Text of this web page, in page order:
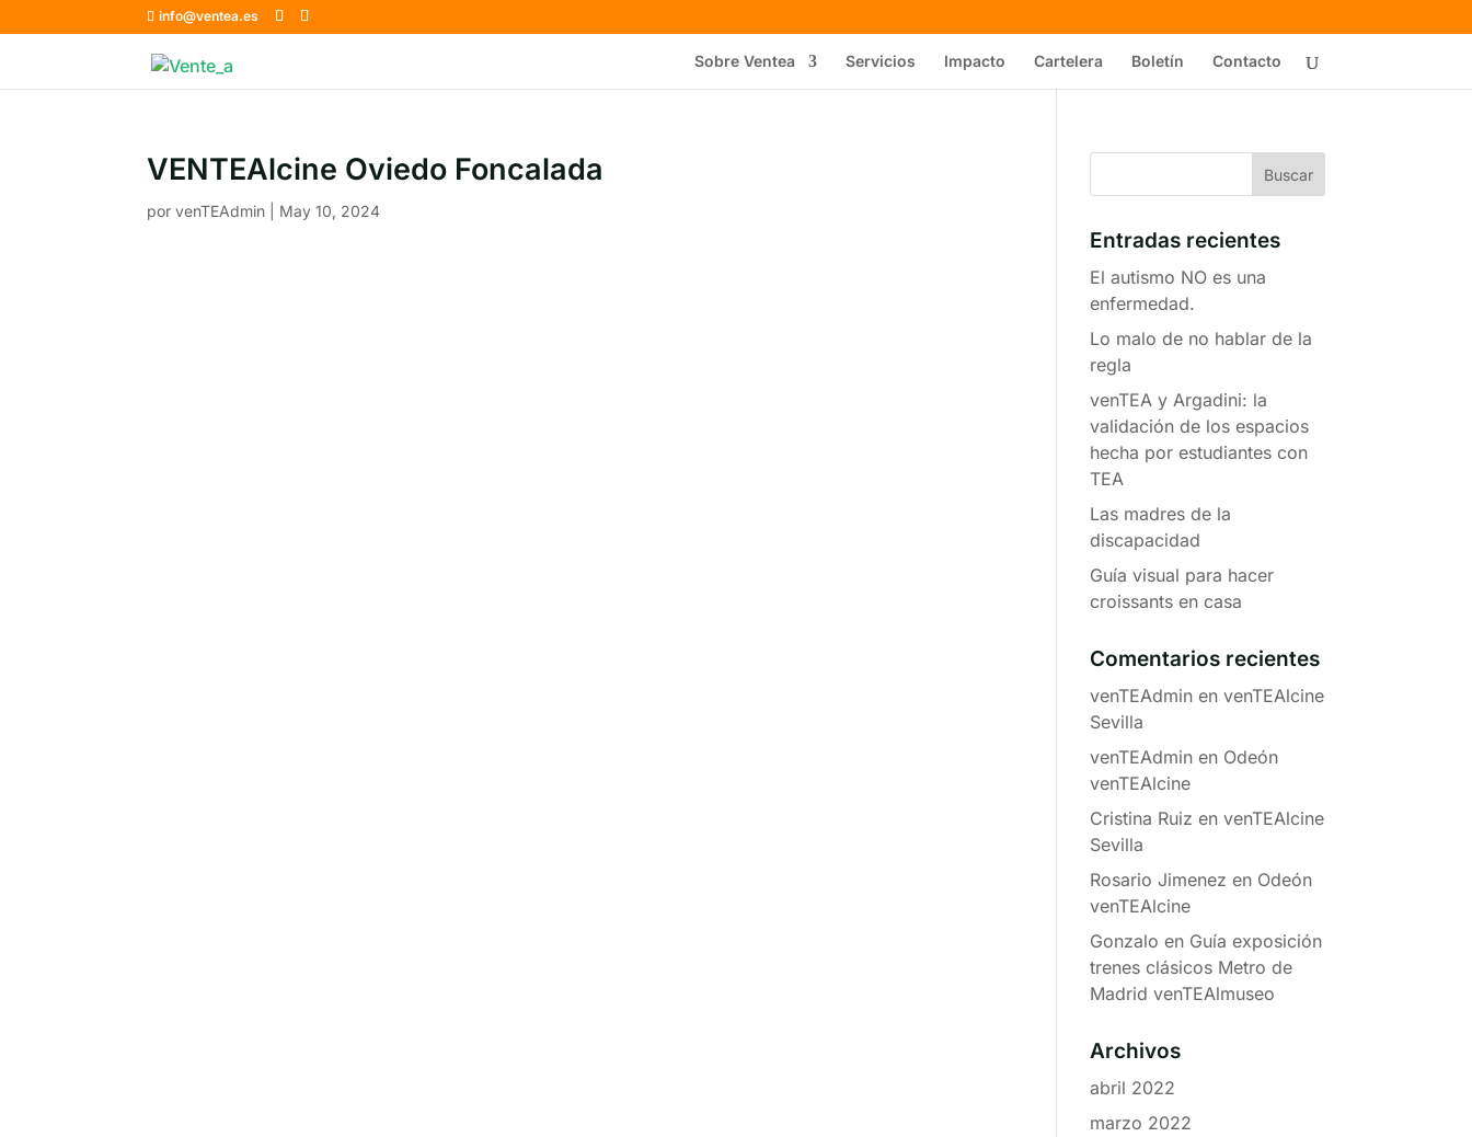
info@ventea.es
Sobre Ventea Servicios Impacto Cartelera Boletín Contacto
VENTEAlcine Oviedo Foncalada
porvenTEAdmin May 10, 2024
Entradas recientes
El autismo NO es una
enfermedad.
Lo malo de no hablar de la
regla
venTEA y Argadini: la
validación de los espacios
hecha por estudiantes con
TEA
Las madres de la
discapacidad
Guía visual para hacer
croissants en casa
Comentarios recientes
venTEAdminen venTEAlcine
Sevilla
venTEAdminen Odeón
venTEAlcine
Cristina Ruiz en venTEAlcine
Sevilla
Rosario Jimenez en Odeón
venTEAlcine
Gonzalo en Guía exposición
trenes clásicos Metro de
Madrid venTEAlmuseo
Archivos
abril 2022
marzo 2022